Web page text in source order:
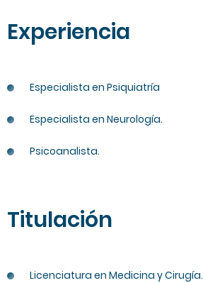
Experiencia
Especialista en Psiquiatría
Especialista en Neurología.
Psicoanalista.
Titulación
Licenciatura en Medicina y Cirugía.